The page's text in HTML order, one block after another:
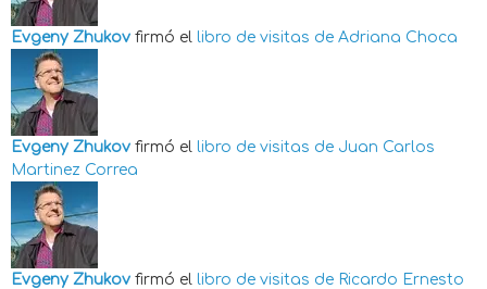
Evgeny Zhukov firmó el libro de visitas de Adriana Choca
Evgeny Zhukov firmó el libro de visitas de Juan Carlos
Martinez Correa
Evgeny Zhukov firmó el libro de visitas de Ricardo Ernesto